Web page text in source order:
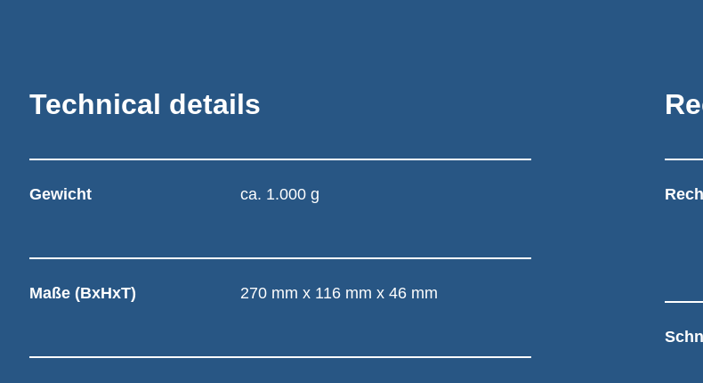
Technical details
Gewicht ca. 1.000 g
Maße (BxHxT) 270 mm x 116 mm x 46 mm